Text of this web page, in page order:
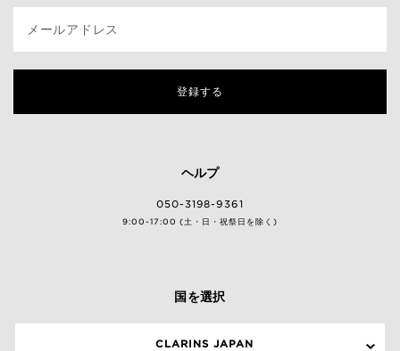
メールアドレス
登録する
ヘルプ
050-3198-9361
9:00-17:00 (土・日・祝祭日を除く)
国を選択
CLARINS JAPAN